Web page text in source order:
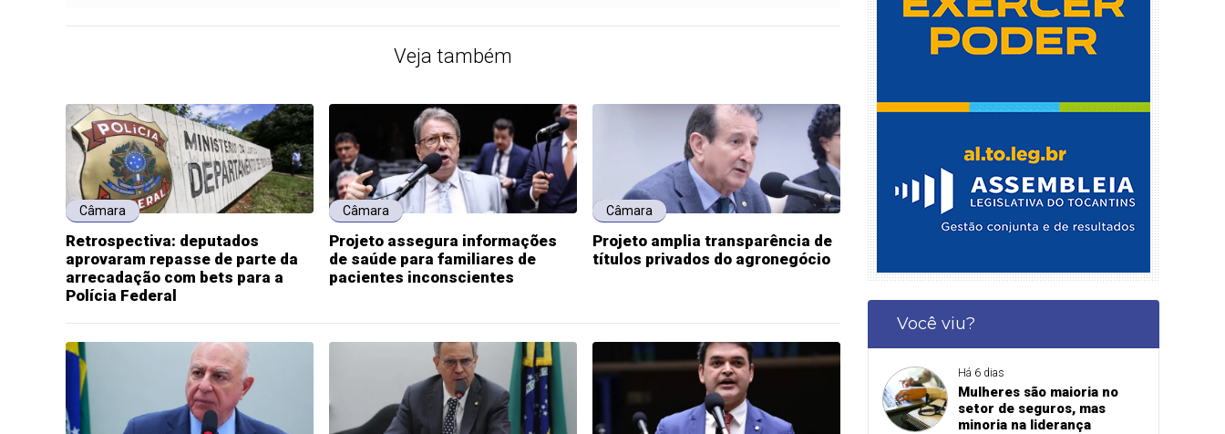
Veja também
Câmara
Retrospectiva: deputados
aprovaram repasse de parte da
arrecadação com bets para a
Polícia Federal
Câmara
Projeto assegura informações
de saúde para familiares de
pacientes inconscientes
Câmara
Projeto amplia transparência de
títulos privados do agronegócio
Você viu?
Há 6 dias
Mulheres são maioria no
setor de seguros, mas
minoria na liderança